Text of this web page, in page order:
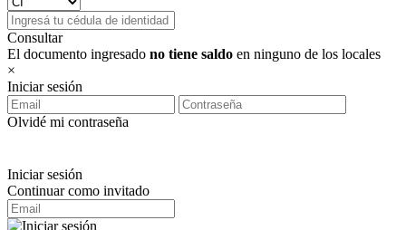
Consultar
El documento ingresado no tiene saldo en ninguno de los locales
×
Iniciar sesión
Olvidé mi contraseña
Iniciar sesión
Continuar como invitado